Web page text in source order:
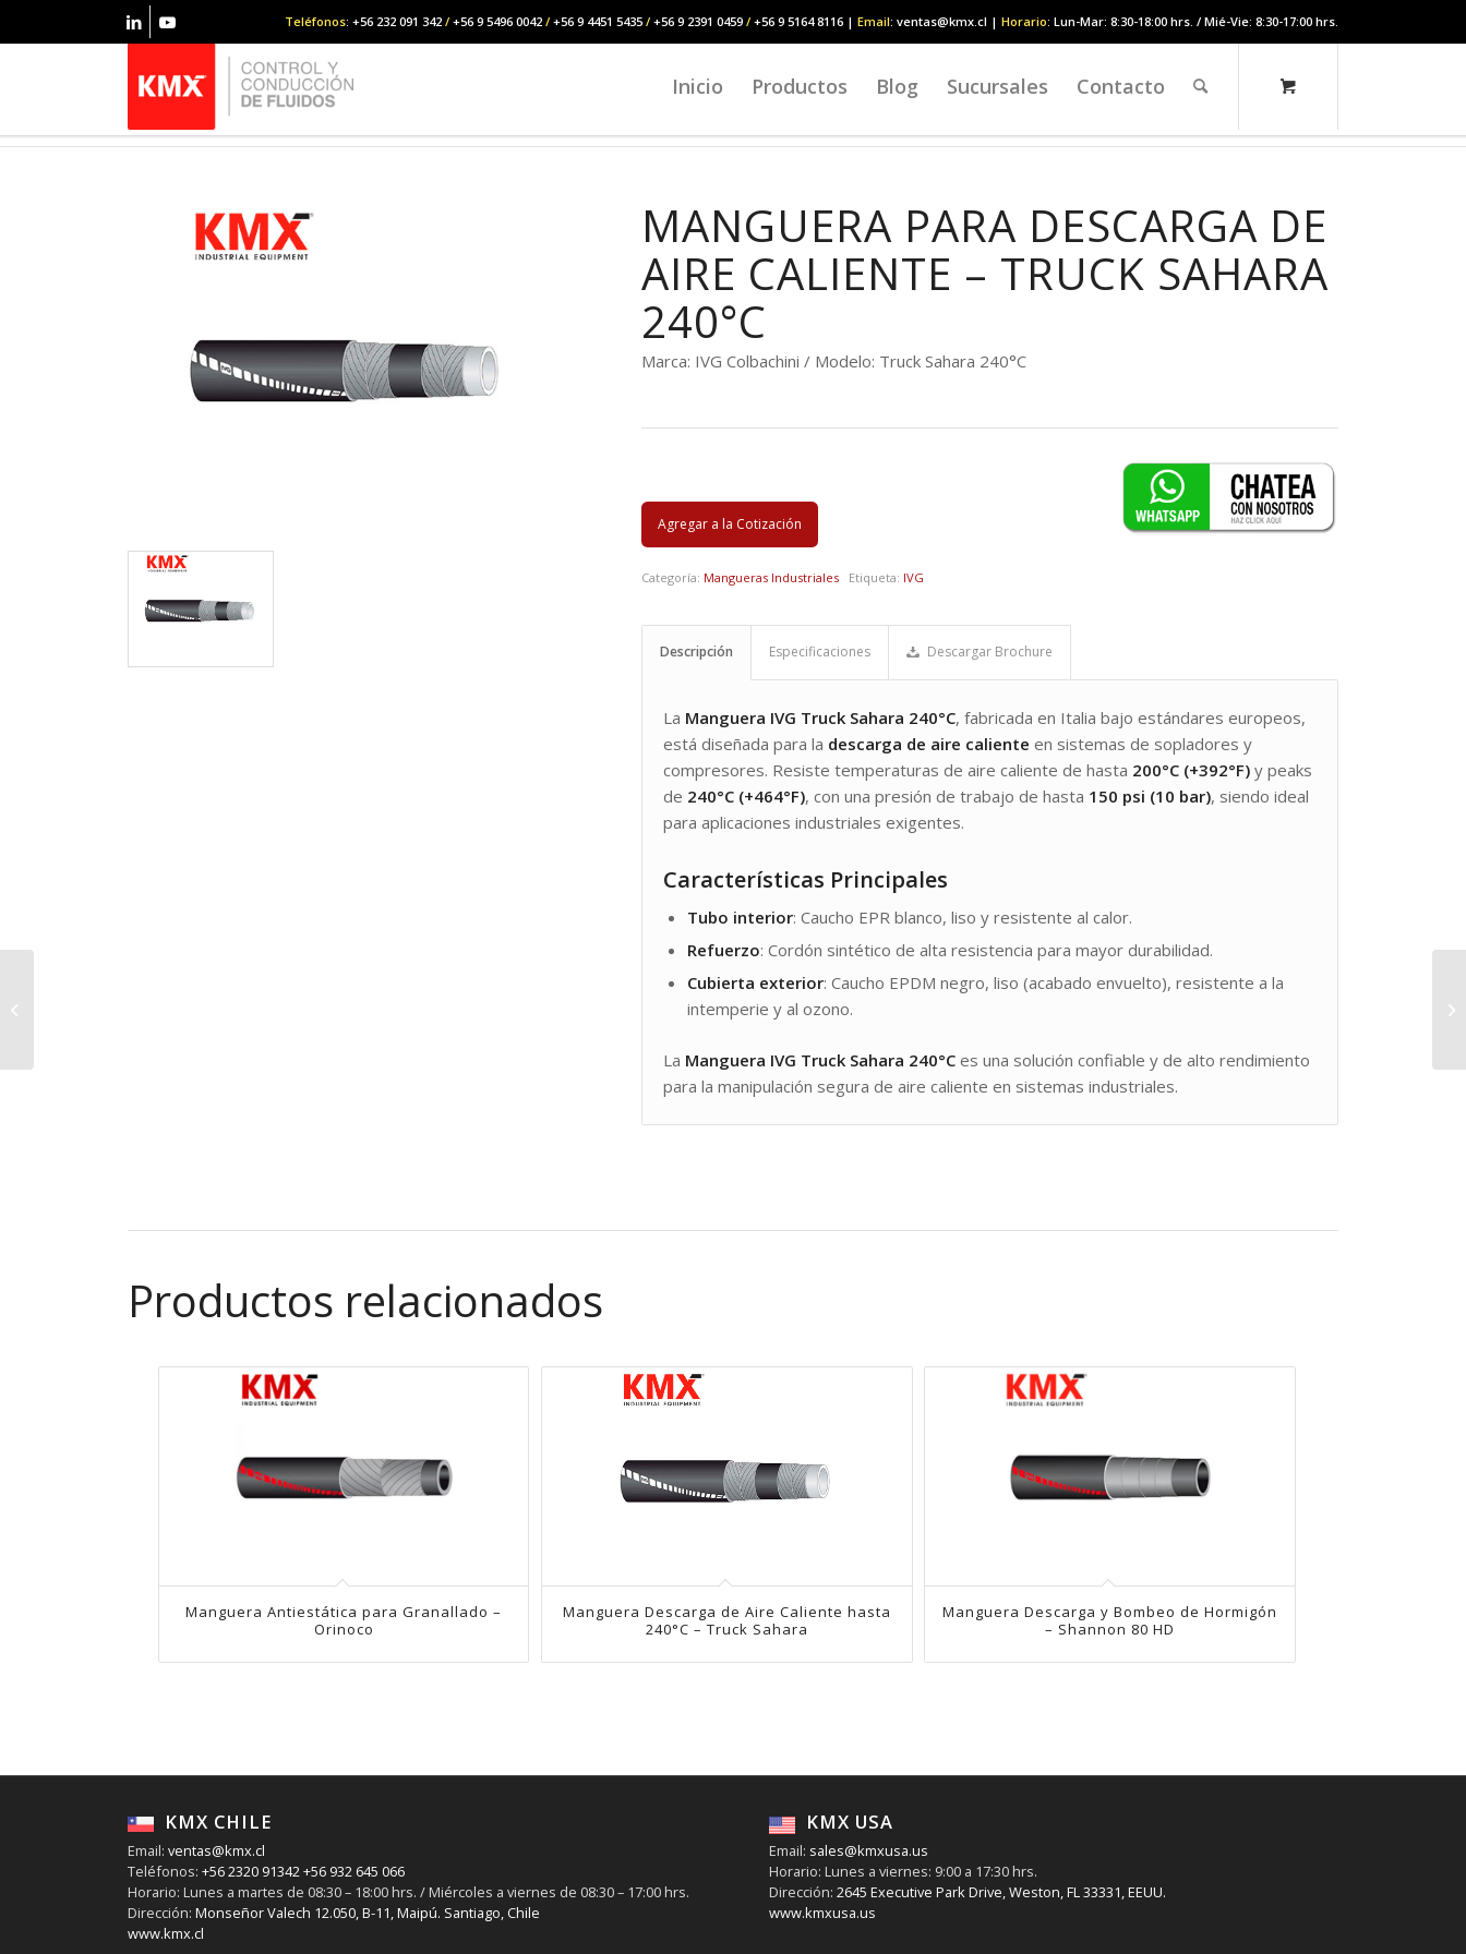
Teléfonos: +56 232 091 342 / +56 9 5496 0042 / +56 9 4451 5435 / +56 9 2391 0459 / +56 9 5164 8116 | Email: ventas@kmx.cl | Horario: Lun-Mar: 8:30-18:00 hrs. / Mié-Vie: 8:30-17:00 hrs.
Inicio Productos Blog Sucursales Contacto
MANGUERA PARA DESCARGA DE
AIRE CALIENTE – TRUCK SAHARA
240°C
Marca: IVG Colbachini / Modelo: Truck Sahara 240°C
Agregar a la Cotización
Categoría: Mangueras Industriales Etiqueta: IVG
Descripción Especificaciones Descargar Brochure
La Manguera IVG Truck Sahara 240°C, fabricada en Italia bajo estándares europeos,
está diseñada para la descarga de aire caliente en sistemas de sopladores y
compresores. Resiste temperaturas de aire caliente de hasta 200°C (+392°F)y peaks
de 240°C (+464°F), con una presión de trabajo de hasta 150 psi (10 bar), siendo ideal
para aplicaciones industriales exigentes.
Características Principales
Tubo interior: Caucho EPR blanco, liso y resistente al calor.
Refuerzo: Cordón sintético de alta resistencia para mayor durabilidad.
Cubierta exterior: Caucho EPDM negro, liso (acabado envuelto), resistente a la
intemperie y al ozono.
La Manguera IVG Truck Sahara 240°Ces una solución confiable y de alto rendimiento
para la manipulación segura de aire caliente en sistemas industriales.
Productos relacionados
Manguera Antiestática para Granallado –
Orinoco
Manguera Descarga de Aire Caliente hasta
240°C – Truck Sahara
Manguera Descarga y Bombeo de Hormigón
– Shannon 80 HD
KMX CHILE
Email: ventas@kmx.cl
Teléfonos: +56 2320 91342+56 932 645 066
Horario: Lunes a martes de 08:30 – 18:00 hrs. / Miércoles a viernes de 08:30 – 17:00 hrs.
Dirección: Monseñor Valech 12.050, B-11, Maipú. Santiago, Chile
www.kmx.cl
KMX USA
Email: sales@kmxusa.us
Horario: Lunes a viernes: 9:00 a 17:30 hrs.
Dirección:2645 Executive Park Drive, Weston, FL 33331, EEUU.
www.kmxusa.us